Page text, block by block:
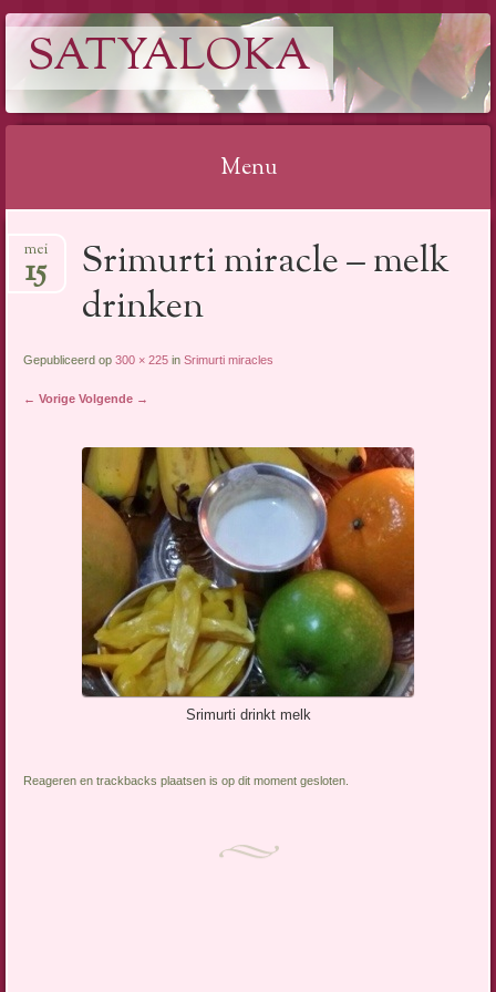
SATYALOKA
Menu
naar
inhoud
Srimurti miracle – melk
drinken
mei
15
Gepubliceerd op300 × 225 inSrimurti miracles
← Vorige Volgende →
Srimurti drinkt melk
Reageren en trackbacks plaatsen is op dit moment gesloten.